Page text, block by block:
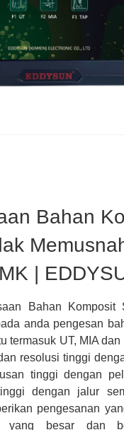
Bahan
|
Bahan Komposit
anda pengesan
termasuk UT, MIA dan
resolusi tinggi
tinggi dengan
dengan jalur
pengesanan
yang besar dan